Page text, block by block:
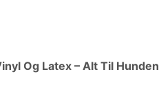
Og Latex – Alt Til Hunden